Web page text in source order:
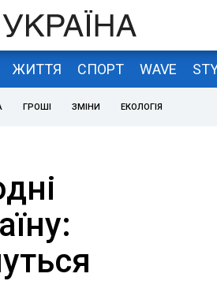
ЖИТТЯ СПОРТ WAVE
ГРОШІ ЗМІНИ ЕКОЛОГІЯ